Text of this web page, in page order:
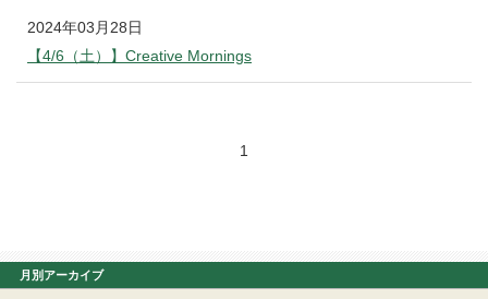
2024年03月28日
【4/6（土）】Creative Mornings
1
月別アーカイブ